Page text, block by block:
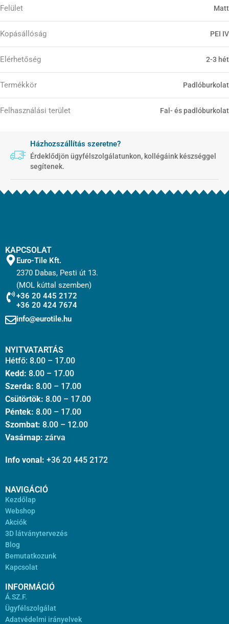
Felület Matt
Kopásállóság PEI IV
Elérhetőség 2-3 hét
Termékkör Padlóburkolat
Felhasználási terület Fal- és padlóburkolat
Házhozszállítás szeretne?
Érdeklődjön ügyfélszolgálatunkon, kollégáink készséggel
segítenek.
KAPCSOLAT
Euro-Tile Kft.
2370 Dabas, Pesti út 13.
(MOL kúttal szemben)
+36 20 445 2172
+36 20 424 7674
info@eurotile.hu
NYITVATARTÁS
Hétfő: 8.00 – 17.00
Kedd: 8.00 – 17.00
Szerda: 8.00 – 17.00
Csütörtök: 8.00 – 17.00
Péntek: 8.00 – 17.00
Szombat: 8.00 – 12.00
Vasárnap: zárva
Info vonal: +36 20 445 2172
NAVIGÁCIÓ
Kezdőlap
Webshop
Akciók
3D látványtervezés
Blog
Bemutatkozunk
Kapcsolat
INFORMÁCIÓ
Á.SZ.F.
Ügyfélszolgálat
Adatvédelmi irányelvek